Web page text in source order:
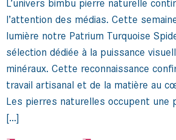
L’univers bimbu pierre naturelle
l’attention des médias. Cette
lumière notre Patrium Turquoise
sélection dédiée à la puissance
minéraux. Cette reconnaissance
travail artisanal et de la matière au
Les pierres naturelles occupent une
[…]